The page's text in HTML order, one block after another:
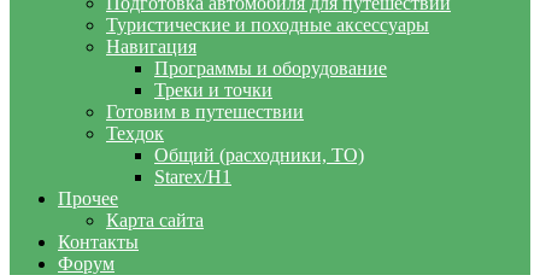
Туристические и походные аксессуары
Навигация
Программы и оборудование
Треки и точки
Готовим в путешествии
Техдок
Общий (расходники, ТО)
Starex/H1
Прочее
Карта сайта
Контакты
Форум